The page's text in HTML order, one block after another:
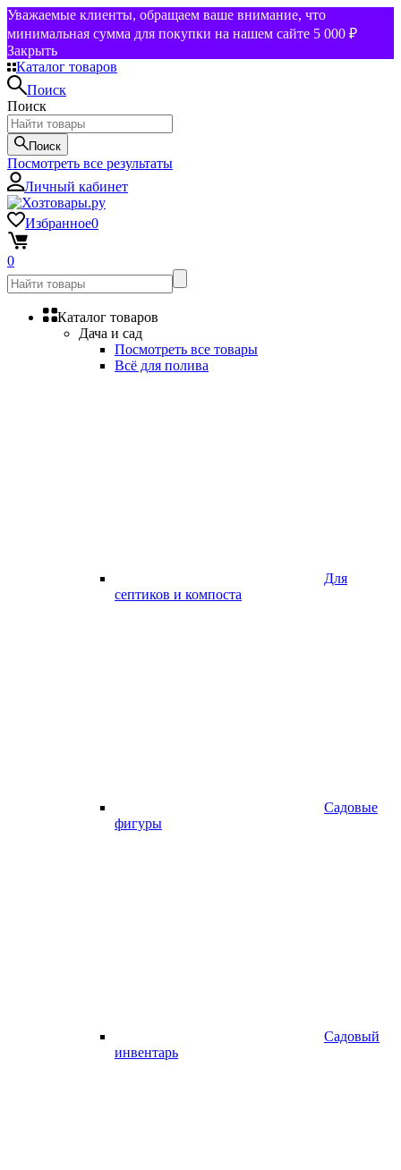
Уважаемые клиенты, обращаем ваше внимание, что
минимальная сумма для покупки на нашем сайте 5 000 ₽
Закрыть
Каталог товаров
Поиск
Поиск
Поиск
Посмотреть все результаты
Личный кабинет
Избранное0
0
Каталог товаров
Дача и сад
Посмотреть все товары
Всё для полива
Для
септиков и компоста
Садовые
фигуры
Садовый
инвентарь